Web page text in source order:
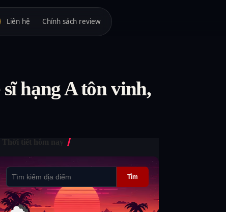
Liên hệ Chính sách review
hạng A tôn vinh,
Thời tiết hôm nay
Tìm